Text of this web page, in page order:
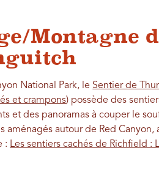
Montagne
National Park, le Sentier de
et crampons) possède des
et des panoramas à couper le
aménagés autour de Red Canyon,
: Les sentiers cachés de Richfield :